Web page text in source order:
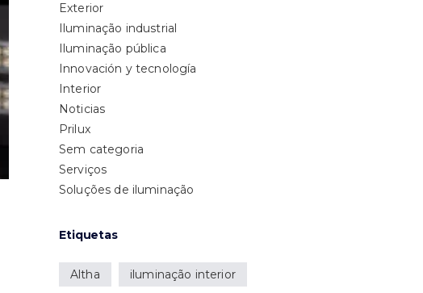
Exterior
Iluminação industrial
Iluminação pública
Innovación y tecnología
Interior
Noticias
Prilux
Sem categoria
Serviços
Soluções de iluminação
Etiquetas
Altha iluminação interior